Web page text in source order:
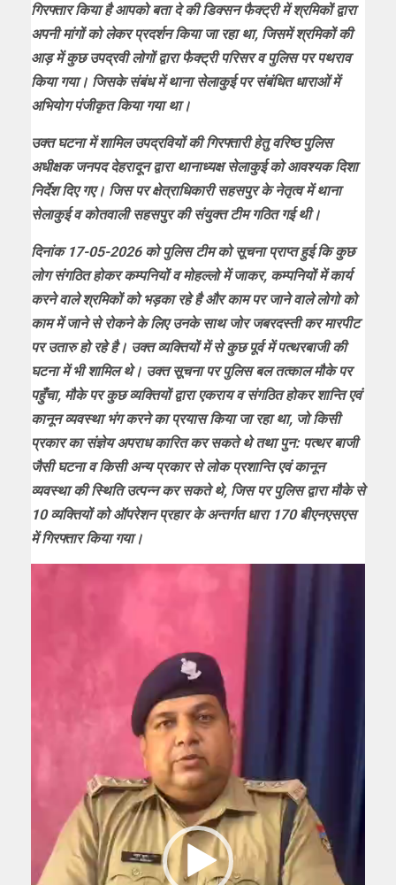
गिरफ्तार किया है आपको बता दे की डिक्सन फैक्ट्री में श्रमिकों द्वारा
अपनी मांगों को लेकर प्रदर्शन किया जा रहा था, जिसमें श्रमिकों की
आड़ में कुछ उपद्रवी लोगों द्वारा फैक्ट्री परिसर व पुलिस पर पथराव
किया गया। जिसके संबंध में थाना सेलाकुई पर संबंधित धाराओं में
अभियोग पंजीकृत किया गया था।
उक्त घटना में शामिल उपद्रवियों की गिरफ्तारी हेतु वरिष्ठ पुलिस
अधीक्षक जनपद देहरादून द्वारा थानाध्यक्ष सेलाकुई को आवश्यक दिशा
निर्देश दिए गए। जिस पर क्षेत्राधिकारी सहसपुर के नेतृत्व में थाना
सेलाकुई व कोतवाली सहसपुर की संयुक्त टीम गठित गई थी।
दिनांक 17-05-2026 को पुलिस टीम को सूचना प्राप्त हुई कि कुछ
लोग संगठित होकर कम्पनियों व मोहल्लो में जाकर, कम्पनियों में कार्य
करने वाले श्रमिकों को भड़का रहे है और काम पर जाने वाले लोगो को
काम में जाने से रोकने के लिए उनके साथ जोर जबरदस्ती कर मारपीट
पर उतारु हो रहे है। उक्त व्यक्तियों में से कुछ पूर्व में पत्थरबाजी की
घटना में भी शामिल थे। उक्त सूचना पर पुलिस बल तत्काल मौके पर
पहुँचा, मौके पर कुछ व्यक्तियों द्वारा एकराय व संगठित होकर शान्ति एवं
कानून व्यवस्था भंग करने का प्रयास किया जा रहा था, जो किसी
प्रकार का संज्ञेय अपराध कारित कर सकते थे तथा पुन: पत्थर बाजी
जैसी घटना व किसी अन्य प्रकार से लोक प्रशान्ति एवं कानून
व्यवस्था की स्थिति उत्पन्न कर सकते थे, जिस पर पुलिस द्वारा मौके से
10 व्यक्तियों को ऑपरेशन प्रहार के अन्तर्गत धारा 170 बीएनएसएस
में गिरफ्तार किया गया।